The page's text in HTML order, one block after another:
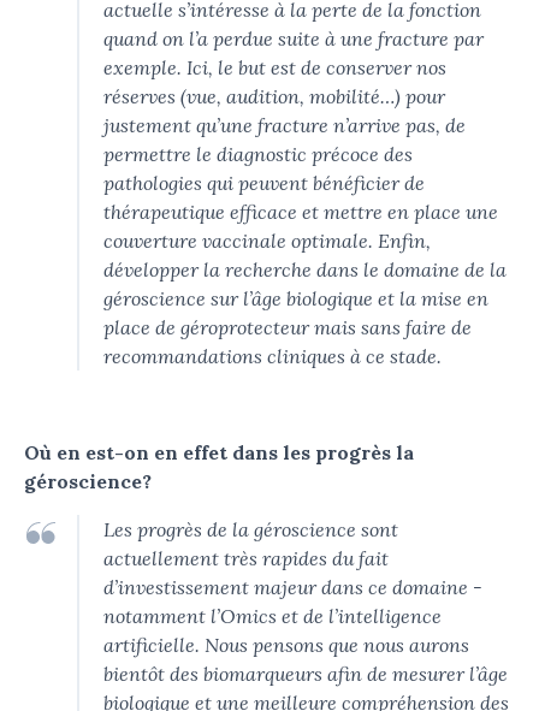
actuelle s’intéresse à la perte de la fonction
quand on l’a perdue suite à une fracture par
exemple. Ici, le but est de conserver nos
réserves (vue, audition, mobilité…) pour
justement qu’une fracture n’arrive pas, de
permettre le diagnostic précoce des
pathologies qui peuvent bénéficier de
thérapeutique efficace et mettre en place une
couverture vaccinale optimale. Enfin,
développer la recherche dans le domaine de la
géroscience sur l’âge biologique et la mise en
place de géroprotecteur mais sans faire de
recommandations cliniques à ce stade.
Où en est-on en effet dans les progrès la
géroscience?
Les progrès de la géroscience sont
actuellement très rapides du fait
d’investissement majeur dans ce domaine -
notamment l’Omics et de l’intelligence
artificielle. Nous pensons que nous aurons
bientôt des biomarqueurs afin de mesurer l’âge
biologique et une meilleure compréhension des